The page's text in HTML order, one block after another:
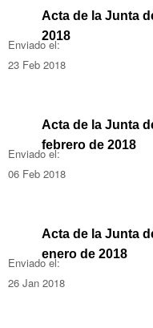
Acta de la Junta
2018
Enviado el:
23 Feb 2018
Acta de la Junta
febrero de 2018
Enviado el:
06 Feb 2018
Acta de la Junta
enero de 2018
Enviado el:
26 Jan 2018